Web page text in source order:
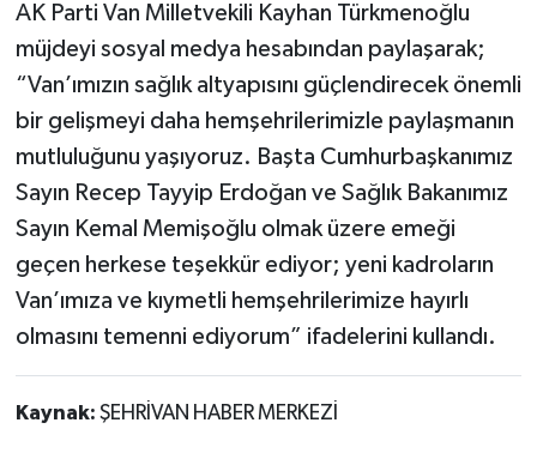
AK Parti Van Milletvekili Kayhan Türkmenoğlu
müjdeyi sosyal medya hesabından paylaşarak;
“Van’ımızın sağlık altyapısını güçlendirecek önemli
bir gelişmeyi daha hemşehrilerimizle paylaşmanın
mutluluğunu yaşıyoruz. Başta Cumhurbaşkanımız
Sayın Recep Tayyip Erdoğan ve Sağlık Bakanımız
Sayın Kemal Memişoğlu olmak üzere emeği
geçen herkese teşekkür ediyor; yeni kadroların
Van’ımıza ve kıymetli hemşehrilerimize hayırlı
olmasını temenni ediyorum” ifadelerini kullandı.
Kaynak: ŞEHRİVAN HABER MERKEZİ